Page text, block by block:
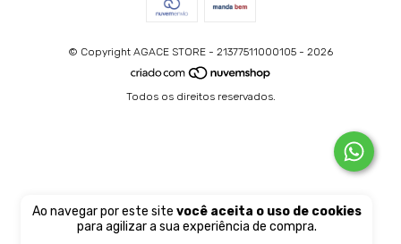
Ao navegar por este site você aceita o uso de cookies
para agilizar a sua experiência de compra.
© Copyright AGACE STORE - 21377511000105 - 2026
Todos os direitos reservados.